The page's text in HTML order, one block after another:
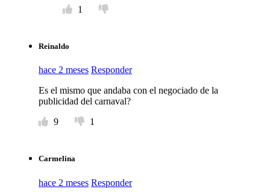
1
Reinaldo
hace 2 meses Responder
Es el mismo que andaba con el negociado de la
publicidad del carnaval?
9
1
Carmelina
hace 2 meses Responder